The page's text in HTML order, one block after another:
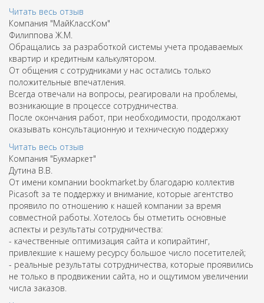
Читать весь отзыв
Компания "МайКлассКом"
Филиппова Ж.М.
Обращались за разработкой системы учета продаваемых
квартир и кредитным калькулятором.
От общения с сотрудниками у нас остались только
положительные впечатления.
Всегда отвечали на вопросы, реагировали на проблемы,
возникающие в процессе сотрудничества.
После окончания работ, при необходимости, продолжают
оказывать консультационную и техническую поддержку
Читать весь отзыв
Компания "Букмаркет"
Дутина В.В.
От имени компании bookmarket.by благодарю коллектив
Picasoft за те поддержку и внимание, которые агентство
проявило по отношению к нашей компании за время
совместной работы. Хотелось бы отметить основные
аспекты и результаты сотрудничества:
- качественные оптимизация сайта и копирайтинг,
привлекшие к нашему ресурсу большое число посетителей;
- реальные результаты сотрудничества, которые проявились
не только в продвижении сайта, но и ощутимом увеличении
числа заказов.